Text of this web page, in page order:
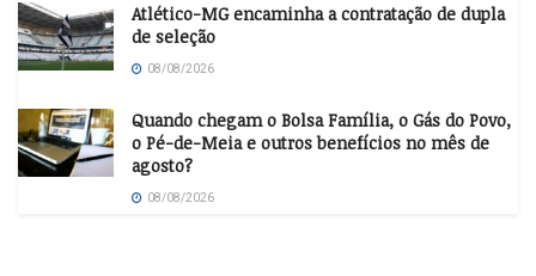
Atlético-MG encaminha a contratação de dupla
de seleção
08/08/2026
Quando chegam o Bolsa Família, o Gás do Povo,
o Pé-de-Meia e outros benefícios no mês de
agosto?
08/08/2026